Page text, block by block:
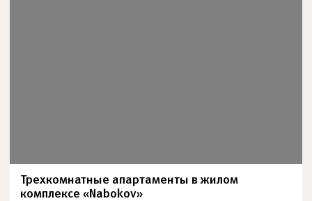
Трехкомнатные апартаменты в жилом
комплексе «Nabokov»